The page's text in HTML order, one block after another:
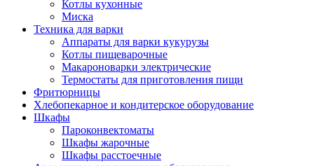
Котлы кухонные
Миска
Техника для варки
Аппараты для варки кукурузы
Котлы пищеварочные
Макароноварки электрические
Термостаты для приготовления пищи
Фритюрницы
Хлебопекарное и кондитерское оборудование
Шкафы
Пароконвектоматы
Шкафы жарочные
Шкафы расстоечные